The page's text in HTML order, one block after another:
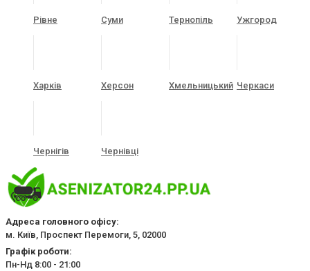
Рівне Суми Тернопіль Ужгород
Харків Херсон Хмельницький Черкаси
Чернігів Чернівці
Адреса головного офісу:
м. Київ, Проспект Перемоги, 5, 02000
Графік роботи:
Пн-Нд 8:00 - 21:00